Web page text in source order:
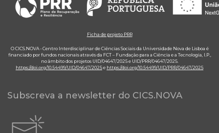
Ficha de projeto PRR
O CICS.NOVA - Centro Interdisciplinar de Ciências Sociais da Universidade Nova de Lisboa é
financiado por fundos nacionais através da FCT – Fundação para a Ciência e a Tecnologia, I.P.,
no âmbito dos projetos UID/04647/2025 e UID/PRR/04647/2025.
https://doi.org/10.54499/UID/04647/2025e https://doi.org/10.54499/UID/PRR/04647/2025
Subscreva a newsletter do CICS.NOVA